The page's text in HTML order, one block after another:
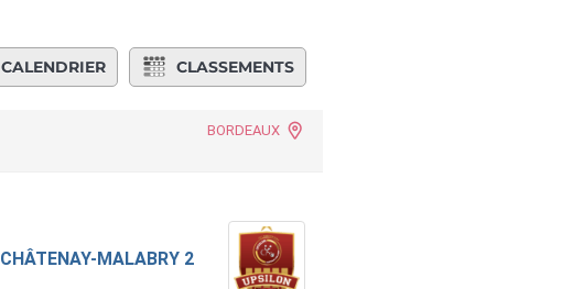
CALENDRIER CLASSEMENTS
BORDEAUX
CHÂTENAY-MALABRY 2